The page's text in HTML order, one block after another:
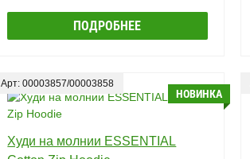
ПОДРОБНЕЕ
Арт: 00003857/00003858
НОВИНКА
Худи на молнии ESSENTIAL